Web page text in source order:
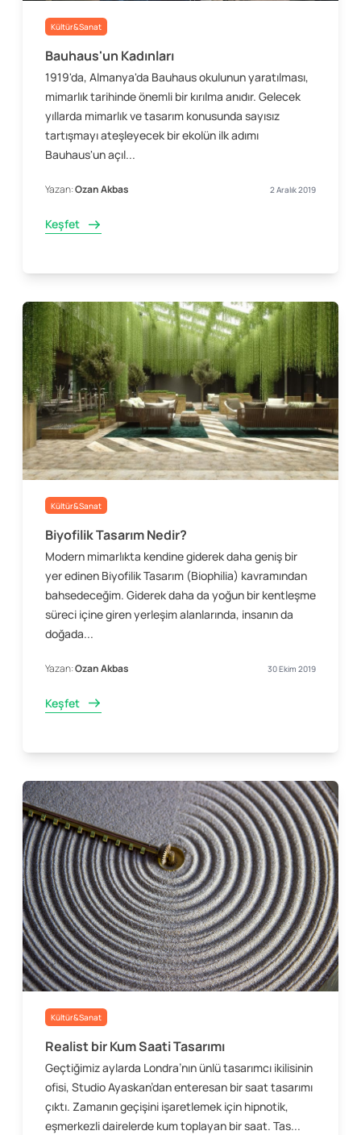
Kültür&Sanat
Bauhaus'un Kadınları
1919'da, Almanya'da Bauhaus okulunun yaratılması,
mimarlık tarihinde önemli bir kırılma anıdır. Gelecek
yıllarda mimarlık ve tasarım konusunda sayısız
tartışmayı ateşleyecek bir ekolün ilk adımı
Bauhaus'un açıl...
Yazan:Ozan Akbas 2 Aralık 2019
Keşfet
Kültür&Sanat
Biyofilik Tasarım Nedir?
Modern mimarlıkta kendine giderek daha geniş bir
yer edinen Biyofilik Tasarım (Biophilia) kavramından
bahsedeceğim. Giderek daha da yoğun bir kentleşme
süreci içine giren yerleşim alanlarında, insanın da
doğada...
Yazan:Ozan Akbas 30 Ekim 2019
Keşfet
Kültür&Sanat
Realist bir Kum Saati Tasarımı
Geçtiğimiz aylarda Londra’nın ünlü tasarımcı ikilisinin
ofisi, Studio Ayaskan’dan enteresan bir saat tasarımı
çıktı. Zamanın geçişini işaretlemek için hipnotik,
eşmerkezli dairelerde kum toplayan bir saat. Tas...